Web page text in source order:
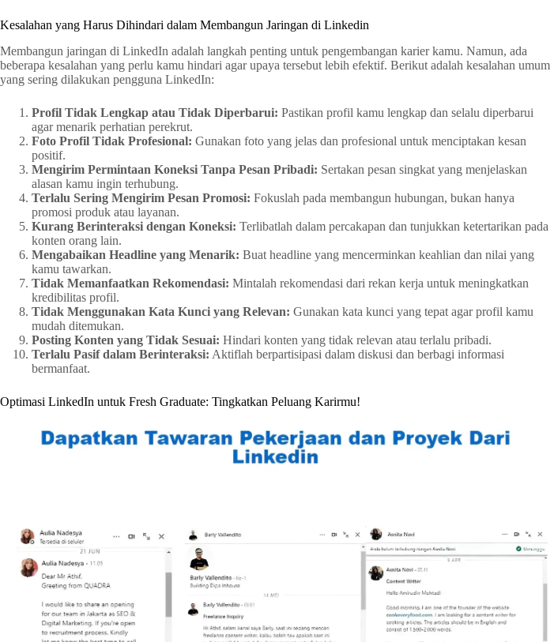
Kesalahan yang Harus Dihindari dalam Membangun Jaringan di Linkedin
Membangun jaringan di LinkedIn adalah langkah penting untuk pengembangan karier kamu. Namun, ada
beberapa kesalahan yang perlu kamu hindari agar upaya tersebut lebih efektif. Berikut adalah kesalahan umum
yang sering dilakukan pengguna LinkedIn:
Profil Tidak Lengkap atau Tidak Diperbarui: Pastikan profil kamu lengkap dan selalu diperbarui
agar menarik perhatian perekrut.
Foto Profil Tidak Profesional: Gunakan foto yang jelas dan profesional untuk menciptakan kesan
positif.
Mengirim Permintaan Koneksi Tanpa Pesan Pribadi: Sertakan pesan singkat yang menjelaskan
alasan kamu ingin terhubung.
Terlalu Sering Mengirim Pesan Promosi: Fokuslah pada membangun hubungan, bukan hanya
promosi produk atau layanan.
Kurang Berinteraksi dengan Koneksi: Terlibatlah dalam percakapan dan tunjukkan ketertarikan pada
konten orang lain.
Mengabaikan Headline yang Menarik: Buat headline yang mencerminkan keahlian dan nilai yang
kamu tawarkan.
Tidak Memanfaatkan Rekomendasi: Mintalah rekomendasi dari rekan kerja untuk meningkatkan
kredibilitas profil.
Tidak Menggunakan Kata Kunci yang Relevan: Gunakan kata kunci yang tepat agar profil kamu
mudah ditemukan.
Posting Konten yang Tidak Sesuai: Hindari konten yang tidak relevan atau terlalu pribadi.
Terlalu Pasif dalam Berinteraksi: Aktiflah berpartisipasi dalam diskusi dan berbagi informasi
bermanfaat.
Optimasi LinkedIn untuk Fresh Graduate: Tingkatkan Peluang Karirmu!